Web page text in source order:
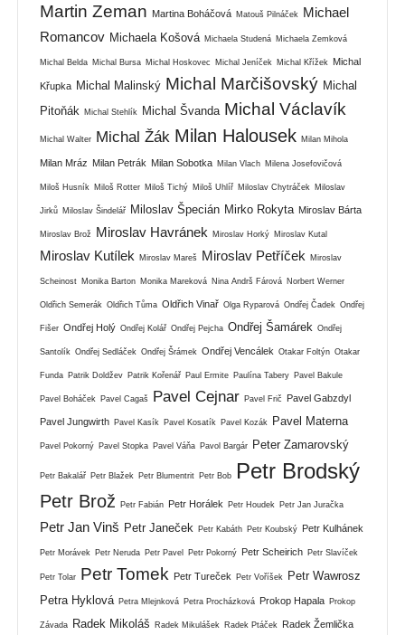
Martin Zeman Martina Boháčová Matouš Pilnáček
Michael
Romancov Michaela Košová Michaela Studená Michaela Zemková
Michal Belda Michal Bursa Michal Hoskovec Michal Jeníček Michal Křížek Michal
Křupka Michal Malinský Michal Marčišovský Michal
Pitoňák
Michal Stehlík Michal Švanda Michal Václavík
Michal Walter Michal Žák Milan Halousek Milan Mihola
Milan Mráz Milan Petrák Milan Sobotka Milan Vlach Milena Josefovičová
Miloš Husník Miloš Rotter Miloš Tichý Miloš Uhlíř Miloslav Chytráček Miloslav
Jirků Miloslav Šindelář Miloslav Špecián Mirko Rokyta Miroslav Bárta
Miroslav Brož Miroslav Havránek Miroslav Horký Miroslav Kutal
Miroslav Kutílek Miroslav Mareš Miroslav Petříček Miroslav
Scheinost Monika Barton Monika Mareková Nina Andrš Fárová Norbert Werner
Oldřich Semerák Oldřich Tůma Oldřich Vinař Olga Ryparová Ondřej Čadek Ondřej
Fišer Ondřej Holý Ondřej Kolář Ondřej Pejcha Ondřej Šamárek Ondřej
Santolík Ondřej Sedláček Ondřej Šrámek Ondřej Vencálek Otakar Foltýn Otakar
Funda Patrik Doldžev Patrik Kořenář Paul Ermite Paulína Tabery Pavel Bakule
Pavel Boháček Pavel Cagaš Pavel Cejnar Pavel Frič Pavel Gabzdyl
Pavel Jungwirth Pavel Kasík Pavel Kosatík Pavel Kozák Pavel Materna
Pavel Pokorný Pavel Stopka Pavel Váňa Pavol Bargár Peter Zamarovský
Petr Bakalář Petr Blažek Petr Blumentrit Petr Bob Petr Brodský
Petr Brož Petr Fabián Petr Horálek Petr Houdek Petr Jan Juračka
Petr Jan Vinš Petr Janeček Petr Kabáth Petr Koubský Petr Kulhánek
Petr Morávek Petr Neruda Petr Pavel Petr Pokorný Petr Scheirich Petr Slavíček
Petr Tolar Petr Tomek Petr Tureček Petr Voříšek
Petr Wawrosz
Petra Hyklová Petra Mlejnková Petra Procházková Prokop Hapala Prokop
Závada Radek Mikoláš Radek Mikulášek Radek Ptáček Radek Žemlička